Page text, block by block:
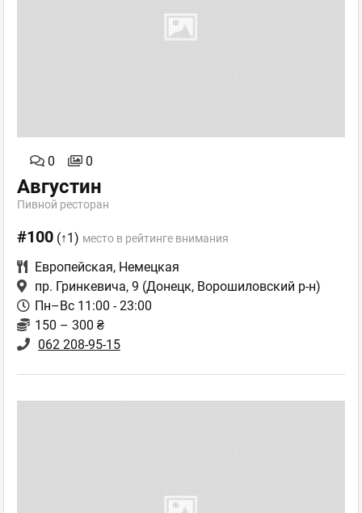
0 0
Августин
Пивной ресторан
#100 (↑1) место в рейтинге внимания
Европейская, Немецкая
пр. Гринкевича, 9 (Донецк, Ворошиловский р-н)
Пн–Вс 11:00 - 23:00
150 – 300 ₴
062 208-95-15